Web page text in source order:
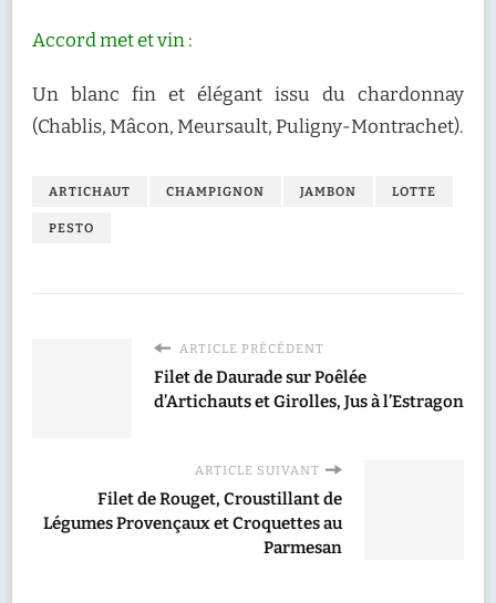
Accord met et vin :
Un blanc fin et élégant issu du chardonnay
(Chablis, Mâcon, Meursault, Puligny-Montrachet).
ARTICHAUT CHAMPIGNON JAMBON LOTTE
PESTO
ARTICLE PRÉCÉDENT
Filet de Daurade sur Poêlée
d’Artichauts et Girolles, Jus à l’Estragon
ARTICLE SUIVANT
Filet de Rouget, Croustillant de
Légumes Provençaux et Croquettes au
Parmesan